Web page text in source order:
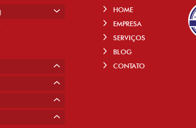
HOME
EMPRESA
SERVIÇOS
BLOG
CONTATO